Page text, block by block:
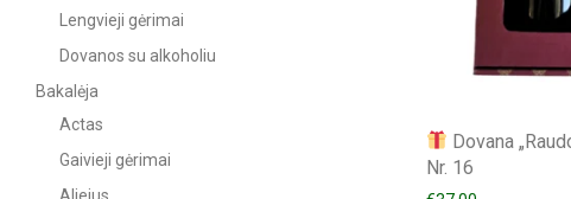
Lengvieji gėrimai
Dovanos su alkoholiu
Bakalėja
Actas
Gaivieji gėrimai
Dovana
Nr. 16